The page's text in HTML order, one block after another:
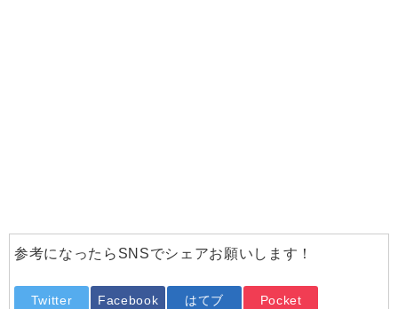
参考になったらSNSでシェアお願いします！
Twitter Facebook はてブ Pocket